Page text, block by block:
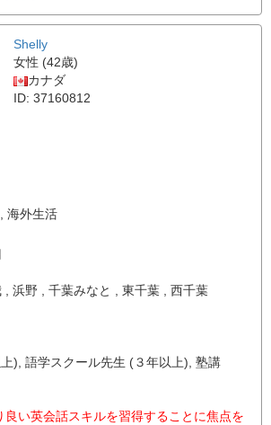
Shelly
女性 (42歳)
カナダ
ID: 37160812
海外生活
, 浜野 , 千葉みなと , 東千葉 , 西千葉
), 語学スクール先生 (３年以上), 塾講
良い英会話スキルを習得することに焦点を